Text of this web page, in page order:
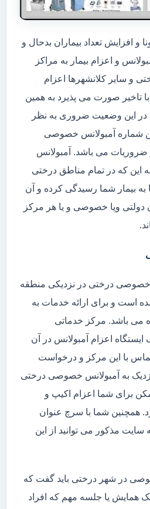
و افزایش تعداد بیماران بدحال و
و اعزام بیمار به مراکز
و سایر کلانشهرها اعزام
تاخیر صورت می پذیرد به همین
در این وضعیت ضروری به نظر
شماره آمبولانس خصوصی
ضروریات می باشد. آمبولانس
این که در تمام مناطق درختی
به بیمار شما رسیدگی کرده و آن
دولتی ویا خصوصی و یا هر مرکز
خصوصی درختی در نزدیکی منطقه
است و برای ارائه خدمات به
می باشد. مرکز خدماتی
ایستگاه اعزام آمبولانس در آن
با این مرکز و درخواست
به آمبولانس خصوصی درختی
برای شما اعزام اکیپ و
همچنین شما با سرچ عنوان
سایت مذکور می توانید از این
در شهر درختی باید گفت که
یک همایش یا جلسه مهم که افراد